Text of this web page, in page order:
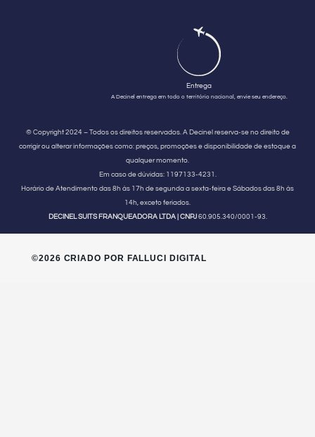
Entrega
A Decinel entrega em todo o território nacional, envie seu endereço.
© Copyright 2024 – Todos os direitos reservados. A Decinel reserva-se no direito de
corrigir ou alterar informações como: preços, promoções e disponibilidade de estoque a
qualquer momento.
Em caso de dúvidas:1197133-4231.
Horário de Atendimento das 8h às 17h de segunda a sexta-feira e Sábados das 8h às
14h, exceto feriados.
DECINEL SUITS FRANQUEADORA LTDA | CNPJ60.905.340/0001-93.
©2026 CRIADO POR FALLUCI DIGITAL